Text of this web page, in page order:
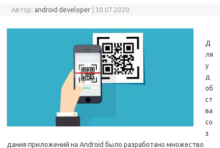
Автор: android developer 30.07.2020
Д
ля
у
д
об
ст
ва
со
з
дания приложений на Android было разработано множество